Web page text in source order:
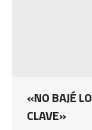
«NO BAJÉ
CLAVE»